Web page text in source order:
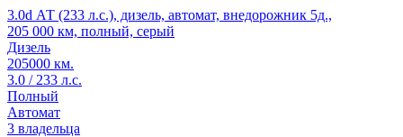
3.0d АТ (233 л.с.), дизель, автомат, внедорожник 5д.,
205 000 км, полный, серый
Дизель
205000 км.
3.0 / 233 л.с.
Полный
Автомат
3 владельца